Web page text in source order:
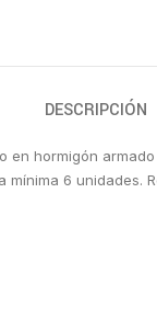
DESCRIPCIÓN
hormigón
6 unidades.